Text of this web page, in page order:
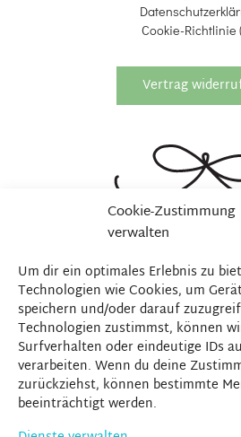
Cookie-Zustimmung
verwalten
Um dir ein optimales Erlebnis zu
Technologien wie Cookies, um
speichern und/oder darauf
Technologien zustimmst, können
Surfverhalten oder eindeutige IDs
verarbeiten. Wenn du deine
zurückziehst, können bestimmte
beeinträchtigt werden.
Cookie-Richtlinie
Vertrag